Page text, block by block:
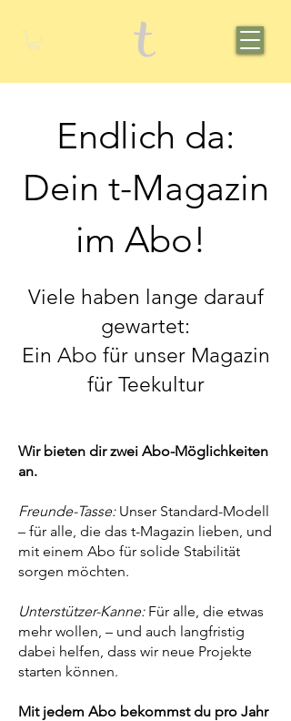
Endlich da:
Dein t-Magazin
im Abo!
Viele haben lange darauf
gewartet:
Ein Abo für unser Magazin
für Teekultur
Wir bieten dir zwei Abo-Möglichkeiten
an.
Freunde-Tasse: Unser Standard-Modell
– für alle, die das t-Magazin lieben, und
mit einem Abo für solide Stabilität
sorgen möchten.
Unterstützer-Kanne:Für alle, die etwas
mehr wollen, – und auch langfristig
dabei helfen, dass wir neue Projekte
starten können.
Mit jedem Abo bekommst du pro Jahr